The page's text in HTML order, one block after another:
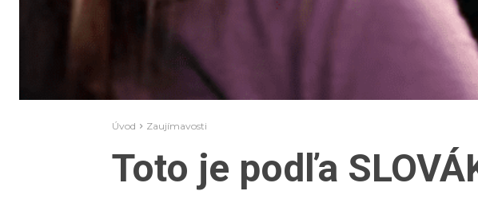
Úvod Zaujímavosti
Toto je podľa